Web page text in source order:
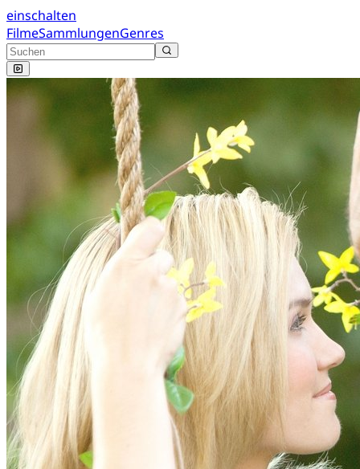
einschalten
FilmeSammlungenGenres